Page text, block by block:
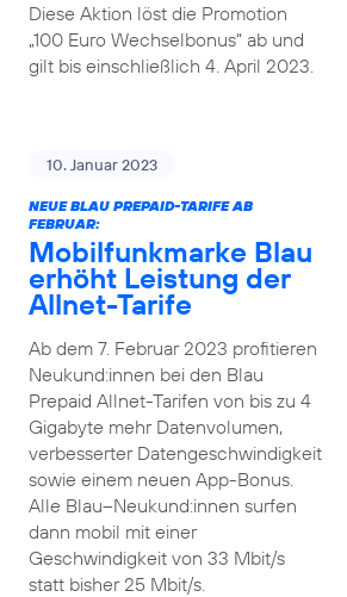
Diese Aktion löst die Promotion
„100 Euro Wechselbonus“ ab und
gilt bis einschließlich 4. April 2023.
10. Januar 2023
NEUE BLAU PREPAID-TARIFE AB
FEBRUAR:
Mobilfunkmarke Blau
erhöht Leistung der
Allnet-Tarife
Ab dem 7. Februar 2023 profitieren
Neukund:innen bei den Blau
Prepaid Allnet-Tarifen von bis zu 4
Gigabyte mehr Datenvolumen,
verbesserter Datengeschwindigkeit
sowie einem neuen App-Bonus.
Alle Blau–Neukund:innen surfen
dann mobil mit einer
Geschwindigkeit von 33 Mbit/s
statt bisher 25 Mbit/s.